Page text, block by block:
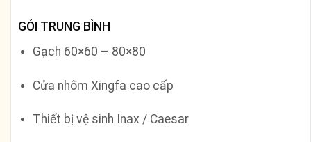
GÓI TRUNG BÌNH
Gạch 60×60 – 80×80
Cửa nhôm Xingfa cao cấp
Thiết bị vệ sinh Inax / Caesar